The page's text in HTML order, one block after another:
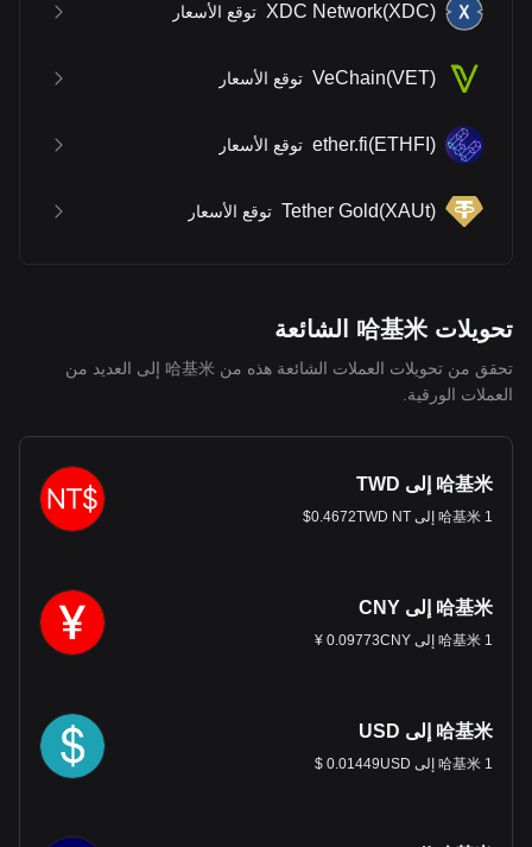
XDC Network(XDC) توقع الأسعار
VeChain(VET) توقع الأسعار
ether.fi(ETHFI ) توقع الأسعار
Tether Gold(XAUt) توقع الأسعار
تحويلات 哈基米 الشائعة
تحقق من تحويلات العملات الشائعة هذه من 哈基米 إلى العديد من
العملات الورقية.
哈基米 إلى TWD
1 哈基米 إلى 0.4672TWD NT$
哈基米 إلى CNY
1 哈基米 إلى 0.09773CNY ¥
哈基米 إلى USD
1 哈基米 إلى 0.01449USD $